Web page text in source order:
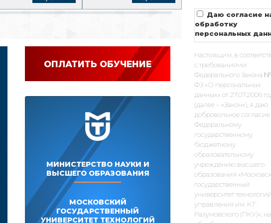
ОПЛАТИТЬ ОБУЧЕНИЕ
МИНИСТЕРСТВО НАУКИ И
ВЫСШЕГО ОБРАЗОВАНИЯ
МОСКОВСКИЙ
ГОСУДАРСТВЕННЫЙ
УНИВЕРСИТЕТ ТЕХНОЛОГИЙ
Даю согласие
обработку
персональных
Настоящим, в
с требованиями
Федерального Закона
ФЗ «О персональных
данных» от 27.07.2006
(далее – «Закон»), я даю
добровольное согласие
Федеральному
государственному
бюджетному
образовательному
учреждению высшего
образования
государственный
университет
управления им. К.Г.
Разумовского (ПКУ)», на